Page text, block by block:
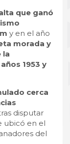
que ganó
y en el año
morada y
la
1953 y
cerca
disputar
ubicó en el
del